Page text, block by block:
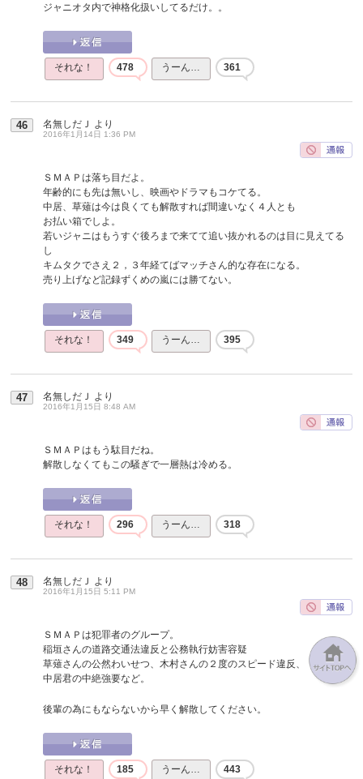
ジャニオタ内で神格化扱いしてるだけ。。
それな！ 478 うーん… 361
46 名無しだＪ より
2016年1月14日 1:36 PM
ＳＭＡＰは落ち目だよ。
年齢的にも先は無いし、映画やドラマもコケてる。
中居、草薙は今は良くても解散すれば間違いなく４人とも
お払い箱でしよ。
若いジャニはもうすぐ後ろまで来てて追い抜かれるのは目に見えてる
し
キムタクでさえ２，３年経てばマッチさん的な存在になる。
売り上げなど記録ずくめの嵐には勝てない。
それな！ 349 うーん… 395
47 名無しだＪ より
2016年1月15日 8:48 AM
ＳＭＡＰはもう駄目だね。
解散しなくてもこの騒ぎで一層熱は冷める。
それな！ 296 うーん… 318
48 名無しだＪ より
2016年1月15日 5:11 PM
ＳＭＡＰは犯罪者のグループ。
稲垣さんの道路交通法違反と公務執行妨害容疑
草薙さんの公然わいせつ、木村さんの２度のスピード違反、
中居君の中絶強要など。
後輩の為にもならないから早く解散してください。
それな！ 185 うーん… 443